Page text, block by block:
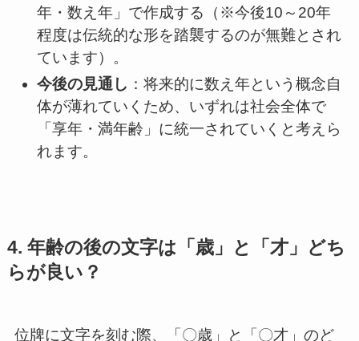
年・数え年」で作成する（※今後10～20年
程度は伝統的な形を踏襲するのが無難とされ
ています）。
今後の見通し ：将来的に数え年という概念自
体が薄れていくため、いずれは社会全体で
「享年・満年齢」に統一されていくと考えら
れます。
4. 年齢の後の文字は「歳」と「才」どち
らが良い？
位牌に文字を刻む際、「〇歳」と「〇才」のど